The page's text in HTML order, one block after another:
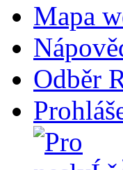
Mapa
Odběr